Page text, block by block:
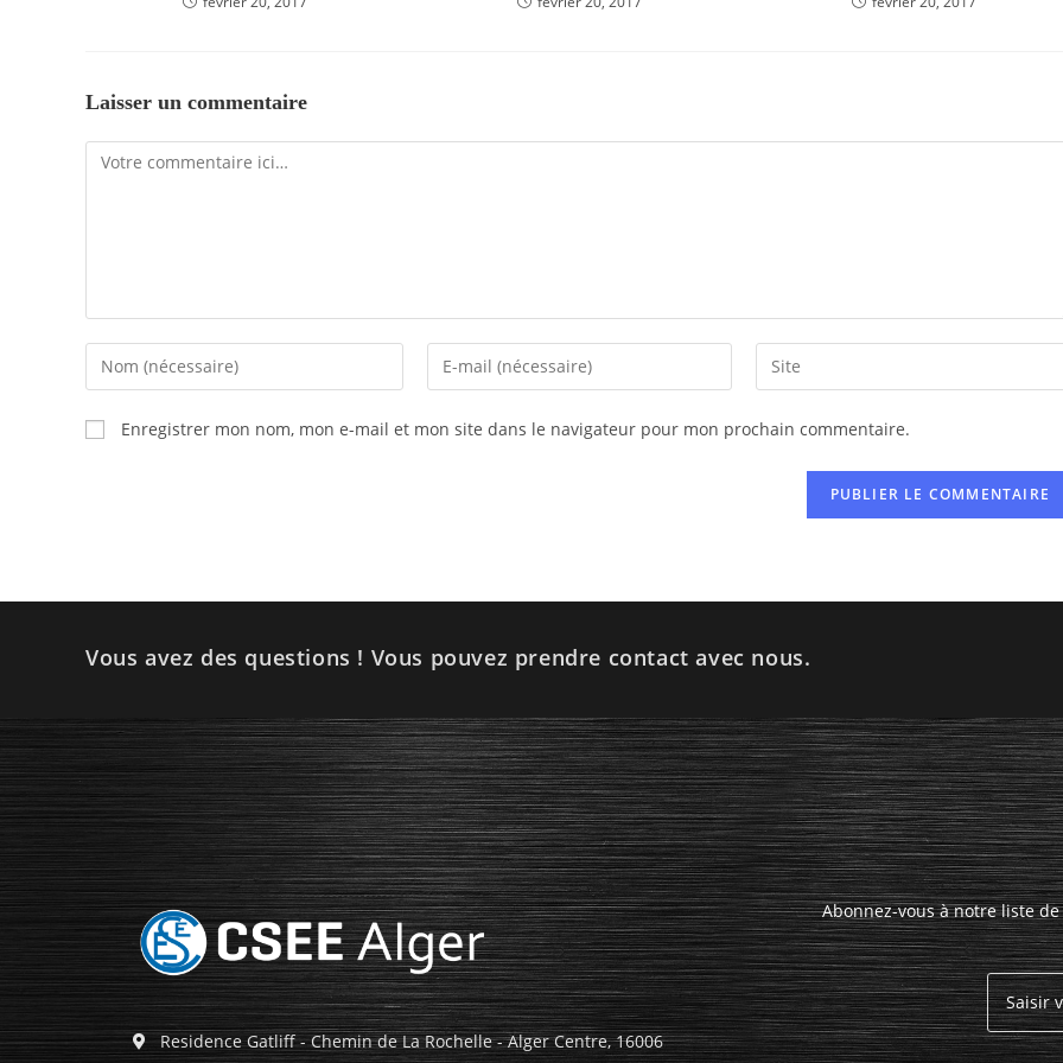
Laisser un commentaire
Enregistrer mon nom, mon e-mail et mon site dans le navigateur pour mon prochain commentaire.
Vous avez des questions ! Vous pouvez prendre contact avec nous.
Residence Gatliff - Chemin de La Rochelle - Alger Centre, 16006
Abonnez-vous à notre liste